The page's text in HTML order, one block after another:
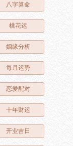
八字算命
桃花运
姻缘分析
每月运势
恋爱配对
十年财运
开业吉日